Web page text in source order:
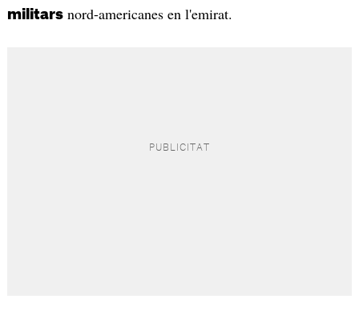
militarsnord-americanes en l'emirat.